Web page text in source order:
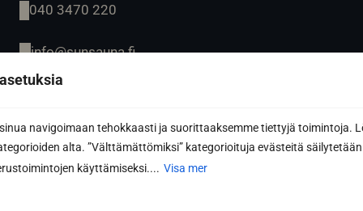
navigoimaan tehokkaasti ja suorittaaksemme tiettyjä toimintoja.
alta. ”Välttämättömiksi” kategorioituja evästeitä säilytetään
käyttämiseksi.... Visa mer
040 3470 220
info@sunsauna.fi
eller enligt överenskommelse.